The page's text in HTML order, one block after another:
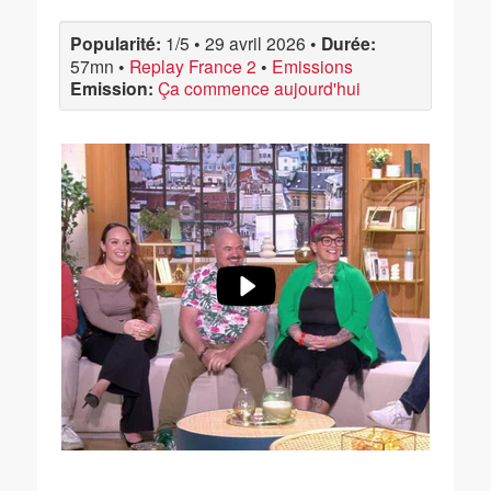
Popularité: 1/5 • 29 avril 2026 • Durée:
57mn • Replay France 2 • Emissions
Emission: Ça commence aujourd'hui